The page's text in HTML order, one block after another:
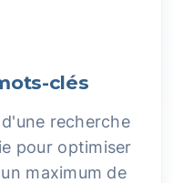
clés
recherche
pour optimiser
maximum de